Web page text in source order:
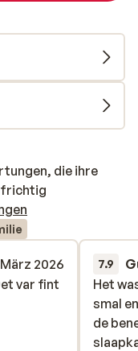
die ihre
2026
var fint
var fint
7.9
Het
smal
de
Het
smal
de